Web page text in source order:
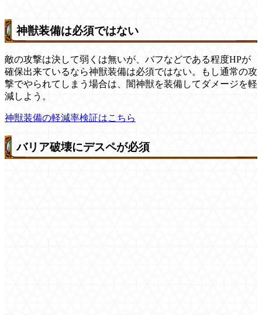
神獣装備は必須ではない
敵の攻撃は決して弱くは無いが、バフなどである程度HPが
確保出来ているなら神獣装備は必須ではない。もし通常の攻
撃でやられてしまう場合は、闇神獣を装備してダメージを軽
減しよう。
神獣装備の軽減率検証はこちら
バリア破壊にデスペが必須